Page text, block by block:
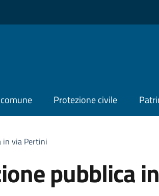
Protezione civile
in via Pertini
pubblica in